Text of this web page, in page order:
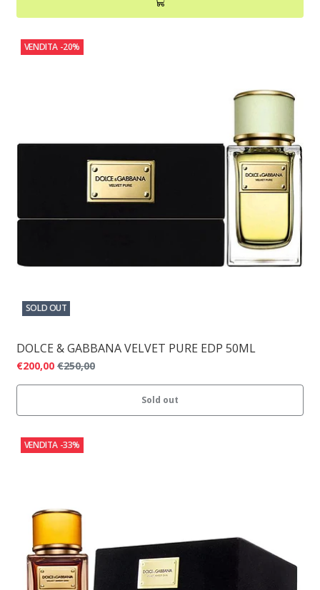
VENDITA -20%
SOLD OUT
DOLCE & GABBANA VELVET PURE EDP 50ML
€200,00 €250,00
Sold out
VENDITA -33%